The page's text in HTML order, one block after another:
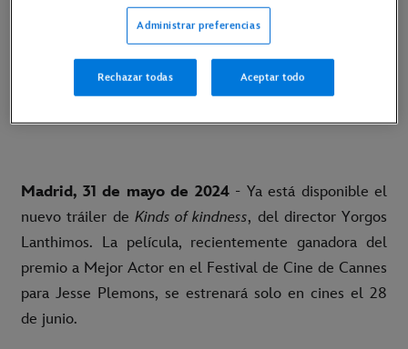
LINK AL TRÁILER EN YOUTUBE
Madrid, 31 de mayo de 2024- Ya está disponible el
nuevo tráiler de Kinds of kindness, del director Yorgos
Lanthimos. La película, recientemente ganadora del
premio a Mejor Actor en el Festival de Cine de Cannes
para Jesse Plemons, se estrenará solo en cines el 28
de junio.
Administrar preferencias
Rechazar todas Aceptar todo